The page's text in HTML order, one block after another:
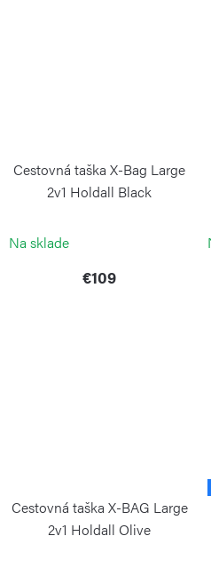
Cestovná taška X-Bag Large
2v1 Holdall Black
Na sklade
€109
Cestovná taška X-BAG Large
2v1 Holdall Olive